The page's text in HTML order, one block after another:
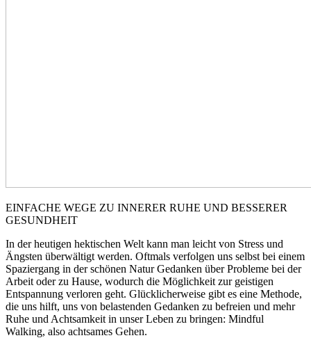
EINFACHE WEGE ZU INNERER RUHE UND BESSERER
GESUNDHEIT
In der heutigen hektischen Welt kann man leicht von Stress und
Ängsten überwältigt werden. Oftmals verfolgen uns selbst bei einem
Spaziergang in der schönen Natur Gedanken über Probleme bei der
Arbeit oder zu Hause, wodurch die Möglichkeit zur geistigen
Entspannung verloren geht. Glücklicherweise gibt es eine Methode,
die uns hilft, uns von belastenden Gedanken zu befreien und mehr
Ruhe und Achtsamkeit in unser Leben zu bringen: Mindful
Walking, also achtsames Gehen.